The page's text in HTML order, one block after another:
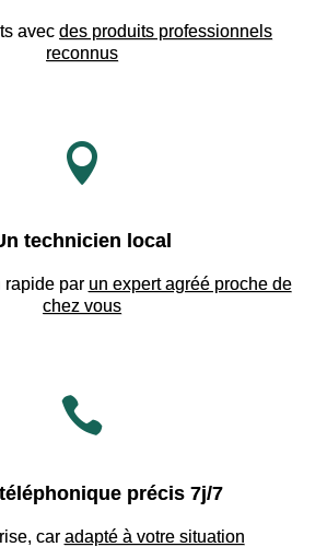
avec des produits professionnels
reconnus

technicien local
rapide par un expert agréé proche de
chez vous

précis 7j/7
car adapté à votre situation